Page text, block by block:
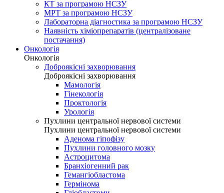
КТ за програмою НСЗУ
МРТ за програмою НСЗУ
Лабораторна діагностика за програмою НСЗУ
Наявність хіміопрепаратів (централізоване
постачання)
Онкологія
Онкологія
Доброякісні захворювання
Доброякісні захворювання
Мамологія
Гінекологія
Проктологія
Урологія
Пухлини центральної нервової системи
Пухлини центральної нервової системи
Аденома гіпофізу
Пухлини головного мозку
Астроцитома
Бранхіогенний рак
Гемангіобластома
Гермінома